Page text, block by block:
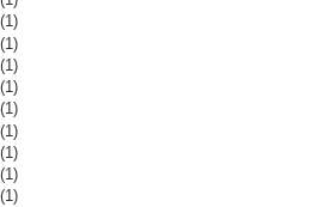
(1)
(1)
(1)
(1)
(1)
(1)
(1)
(1)
(1)